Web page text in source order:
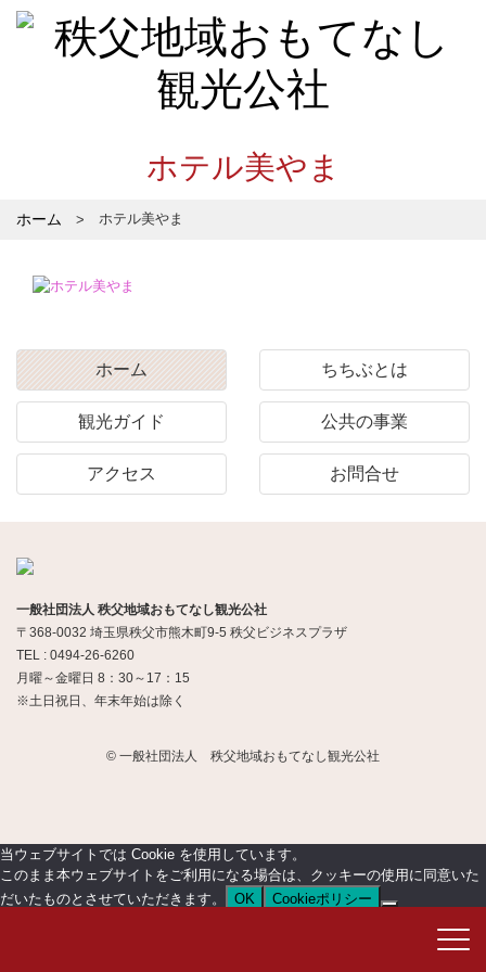
ホテル美やま
ホーム ホテル美やま
ホーム ちちぶとは
観光ガイド 公共の事業
アクセス お問合せ
一般社団法人 秩父地域おもてなし観光公社
〒368-0032 埼玉県秩父市熊木町9-5 秩父ビジネスプラザ
TEL : 0494-26-6260
月曜～金曜日 8：30～17：15
※土日祝日、年末年始は除く
© 一般社団法人 秩父地域おもてなし観光公社
当ウェブサイトでは Cookie を使用しています。
このまま本ウェブサイトをご利用になる場合は、クッキーの使用に同意いた
だいたものとさせていただきます。
OK Cookieポリシー